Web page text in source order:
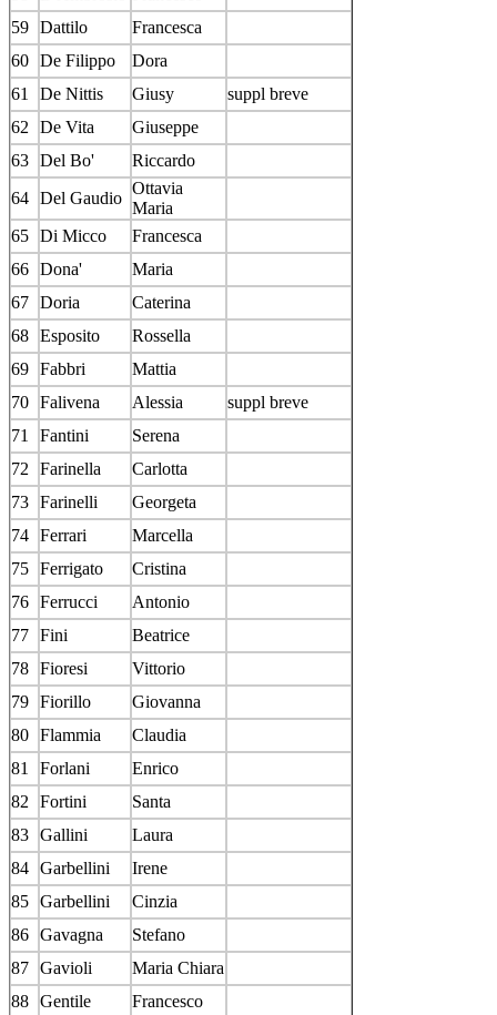
59 Dattilo
Francesca
60 De Filippo
Dora
61
De Nittis Giusy
suppl breve
62
De Vita
Giuseppe
63 Del Bo'
Riccardo
64 Del Gaudio
Ottavia
Maria
65 Di Micco
Francesca
66 Dona'
Maria
67 Doria
Caterina
68 Esposito
Rossella
69 Fabbri
Mattia
70 Falivena Alessia
suppl breve
71
Fantini
Serena
72
Farinella
Carlotta
73 Farinelli
Georgeta
74 Ferrari
Marcella
75 Ferrigato
Cristina
76 Ferrucci
Antonio
77 Fini
Beatrice
78 Fioresi
Vittorio
79 Fiorillo
Giovanna
80 Flammia
Claudia
81
Forlani
Enrico
82
Fortini
Santa
83 Gallini
Laura
84 Garbellini
Irene
85 Garbellini
Cinzia
86 Gavagna
Stefano
87 Gavioli
Maria Chiara
88 Gentile
Francesco